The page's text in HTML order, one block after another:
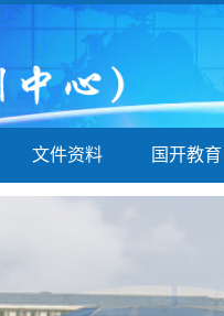
文件资料 国开教育